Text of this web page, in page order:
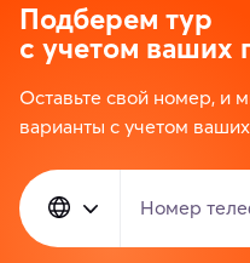
Подберем тур
с учетом ваших
Оставьте свой номер,
варианты с учетом
Номер